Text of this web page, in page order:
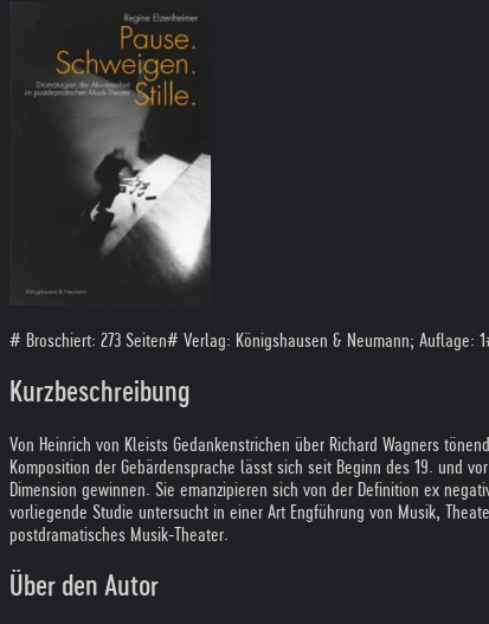
# Broschiert: 273 Seiten# Verlag: Königshausen & Neumann; Auflage: 1
Kurzbeschreibung
Von Heinrich von Kleists Gedankenstrichen über Richard Wagners
Komposition der Gebärdensprache lässt sich seit Beginn des 19. und
Dimension gewinnen. Sie emanzipieren sich von der Definition ex
vorliegende Studie untersucht in einer Art Engführung von Musik,
postdramatisches Musik-Theater.
Über den Autor